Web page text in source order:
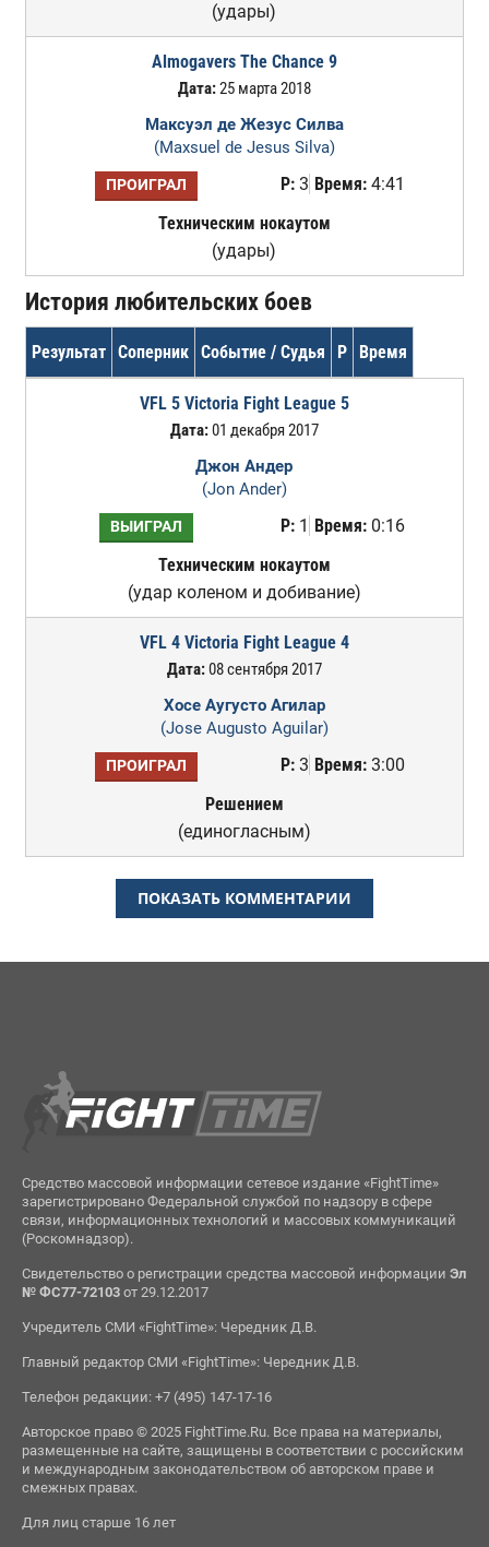
(удары)
Almogavers The Chance 9
Дата:25 марта 2018
Максуэл де Жезус Силва
(Maxsuel de Jesus Silva)
ПРОИГРАЛ Р:3 Время:4:41
Техническим нокаутом
(удары)
История любительских боев
Результат Соперник Событие / Судья Р Время
VFL 5 Victoria Fight League 5
Дата:01 декабря 2017
Джон Андер
(Jon Ander)
ВЫИГРАЛ Р:1 Время:0:16
Техническим нокаутом
(удар коленом и добивание)
VFL 4 Victoria Fight League 4
Дата:08 сентября 2017
Хосе Аугусто Агилар
(Jose Augusto Aguilar)
ПРОИГРАЛ Р:3 Время:3:00
Решением
(единогласным)
ПОКАЗАТЬ КОММЕНТАРИИ
Средство массовой информации сетевое издание «FightTime»
зарегистрировано Федеральной службой по надзору в сфере
связи, информационных технологий и массовых коммуникаций
(Роскомнадзор).
Свидетельство о регистрации средства массовой информации Эл
№ ФС77-72103от 29.12.2017
Учредитель СМИ «FightTime»: Чередник Д.В.
Главный редактор СМИ «FightTime»: Чередник Д.В.
Телефон редакции: +7 (495) 147-17-16
Авторское право © 2025 FightTime.Ru. Все права на материалы,
размещенные на сайте, защищены в соответствии с российским
и международным законодательством об авторском праве и
смежных правах.
Для лиц старше 16 лет